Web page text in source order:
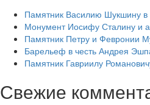
Памятник Василию Шукшину в
Монумент Иосифу Сталину и
Памятник Петру и Февронии
Барельеф в честь Андрея
Памятник Гавриилу
Свежие